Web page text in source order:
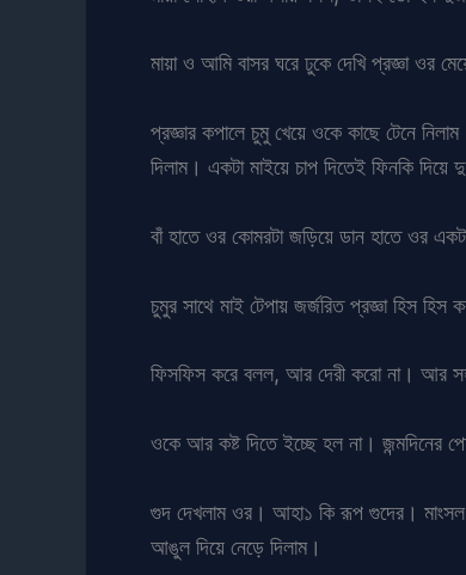
মায়া ও আমি বাসর ঘরে ঢুকে দেখি প্রজ্ঞা ওর
প্রজ্ঞার কপালে চুমু খেয়ে ওকে কাছে টেনে
দিলাম। একটা মাইয়ে চাপ দিতেই ফিনকি
বাঁ হাতে ওর কোমরটা জড়িয়ে ডান হাতে ওর
চুমুর সাথে মাই টেপায় জর্জরিত প্রজ্ঞা হিস
ফিসফিস করে বলল, আর দেরী করো না। আর
ওকে আর কষ্ট দিতে ইচ্ছে হল না। জন্মদিনের
গুদ দেখলাম ওর। আহা১ কি রূপ গুদের।
আঙুল দিয়ে নেড়ে দিলাম।